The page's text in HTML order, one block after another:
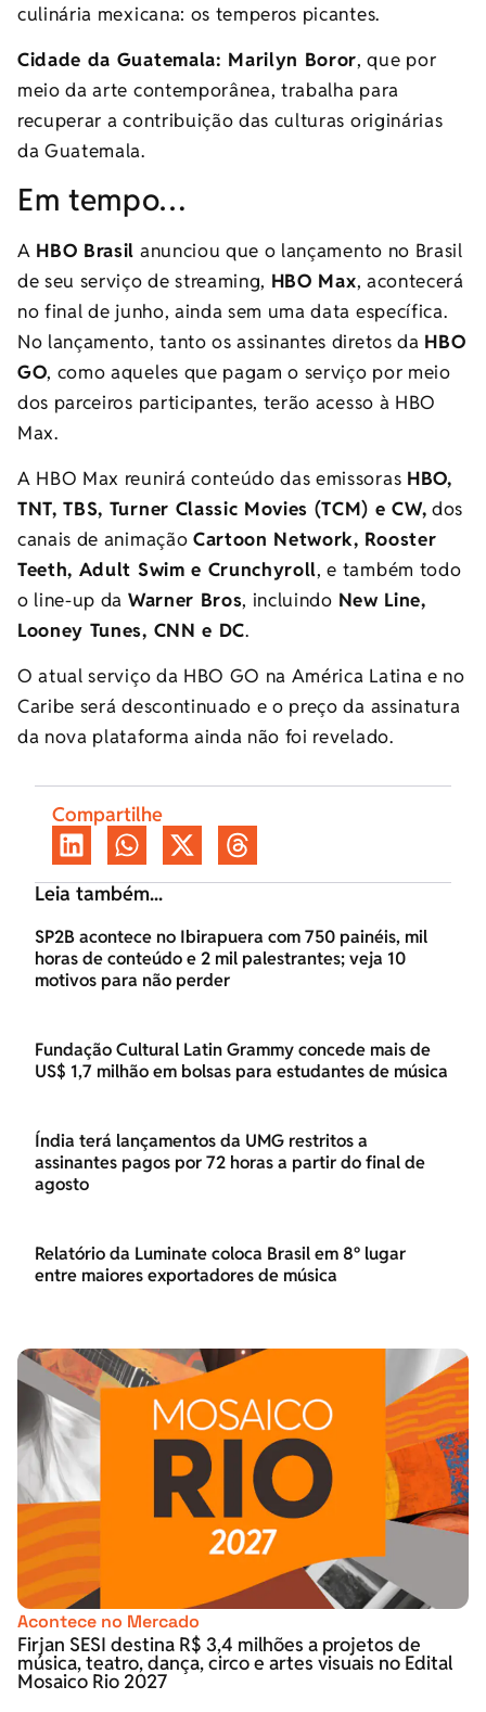
culinária mexicana: os temperos picantes.
Cidade da Guatemala: Marilyn Boror, que por
meio da arte contemporânea, trabalha para
recuperar a contribuição das culturas originárias
da Guatemala.
Em tempo…
A HBO Brasil anunciou que o lançamento no Brasil
de seu serviço de streaming, HBO Max, acontecerá
no final de junho, ainda sem uma data específica.
No lançamento, tanto os assinantes diretos da HBO
GO, como aqueles que pagam o serviço por meio
dos parceiros participantes, terão acesso à HBO
Max.
A HBO Max reunirá conteúdo das emissoras HBO,
TNT, TBS, Turner Classic Movies (TCM) e CW, dos
canais de animação Cartoon Network, Rooster
Teeth, Adult Swim e Crunchyroll, e também todo
o line-up da Warner Bros, incluindo New Line,
Looney Tunes, CNN e DC.
O atual serviço da HBO GO na América Latina e no
Caribe será descontinuado e o preço da assinatura
da nova plataforma ainda não foi revelado.
Compartilhe
Leia também...
SP2B acontece no Ibirapuera com 750 painéis, mil
horas de conteúdo e 2 mil palestrantes; veja 10
motivos para não perder
Fundação Cultural Latin Grammy concede mais de
US$ 1,7 milhão em bolsas para estudantes de música
Índia terá lançamentos da UMG restritos a
assinantes pagos por 72 horas a partir do final de
agosto
Relatório da Luminate coloca Brasil em 8º lugar
entre maiores exportadores de música
Acontece no Mercado
Firjan SESI destina R$ 3,4 milhões a projetos de
música, teatro, dança, circo e artes visuais no Edital
Mosaico Rio 2027